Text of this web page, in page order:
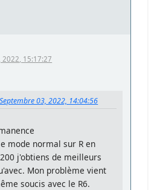
15:17:27
03, 2022, 14:04:56
mode normal sur R en
j'obtiens de meilleurs
Mon problème vient
soucis avec le R6.